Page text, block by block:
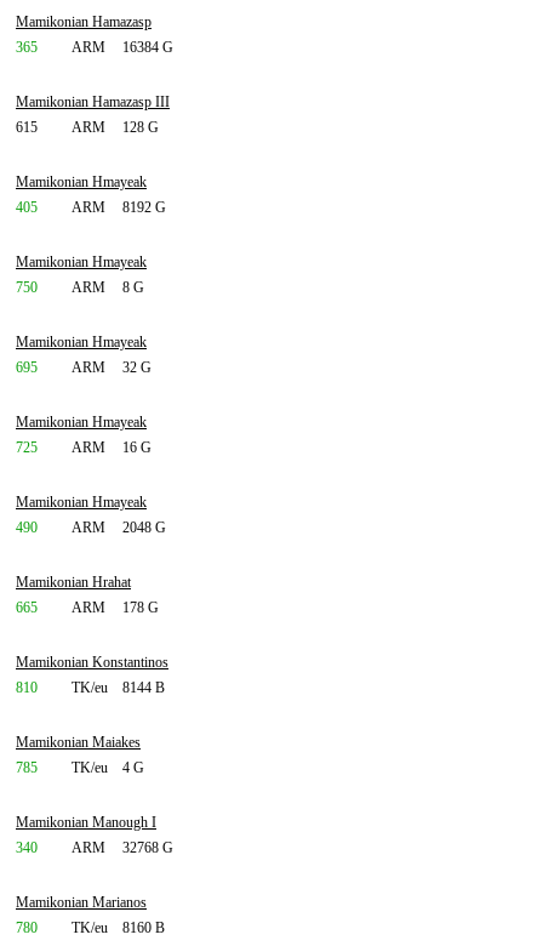
Mamikonian Hamazasp
365
ARM 16384 G
Mamikonian Hamazasp III
615
ARM 128 G
Mamikonian Hmayeak
405
ARM 8192 G
Mamikonian Hmayeak
750
ARM 8 G
Mamikonian Hmayeak
695
ARM 32 G
Mamikonian Hmayeak
725
ARM 16 G
Mamikonian Hmayeak
490
ARM 2048 G
Mamikonian Hrahat
665
ARM 178 G
Mamikonian Konstantinos
810
TK/eu 8144 B
Mamikonian Maiakes
785
TK/eu 4 G
Mamikonian Manough I
340
ARM 32768 G
Mamikonian Marianos
780
TK/eu 8160 B